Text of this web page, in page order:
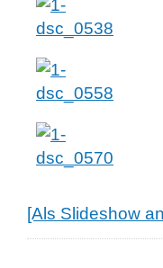
[Als Slideshow